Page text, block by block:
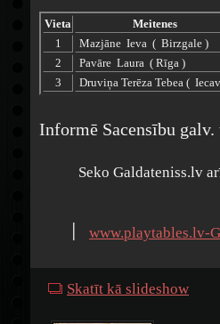
Vieta
Meitenes
1
Mazjāne Ieva ( Birzgale )
2
Pavāre Laura ( Rīga )
3
Druviņa Terēza Tebea (
Informē Sacensību
Seko Galdateniss.lv
www.playtables.lv-
Skatīt kā slideshow